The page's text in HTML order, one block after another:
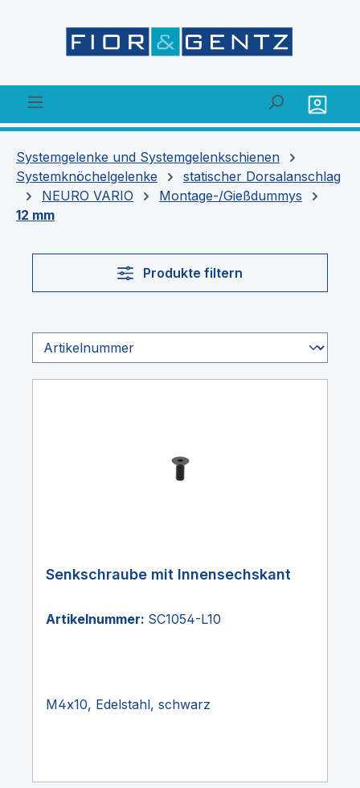
Systemgelenke und Systemgelenkschienen
Systemknöchelgelenke
statischer Dorsalanschlag
NEURO VARIO
Montage-/Gießdummys
12 mm
Produkte filtern
Senkschraube mit Innensechskant
Artikelnummer: SC1054-L10
M4x10, Edelstahl, schwarz